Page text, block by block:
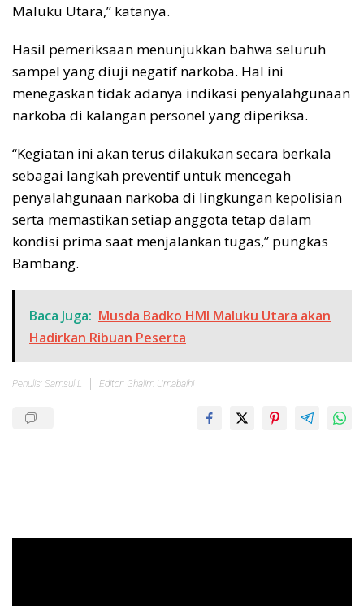
Maluku Utara,” katanya.
Hasil pemeriksaan menunjukkan bahwa seluruh
sampel yang diuji negatif narkoba. Hal ini
menegaskan tidak adanya indikasi penyalahgunaan
narkoba di kalangan personel yang diperiksa.
“Kegiatan ini akan terus dilakukan secara berkala
sebagai langkah preventif untuk mencegah
penyalahgunaan narkoba di lingkungan kepolisian
serta memastikan setiap anggota tetap dalam
kondisi prima saat menjalankan tugas,” pungkas
Bambang.
Baca Juga: Musda Badko HMI Maluku Utara akan
Hadirkan Ribuan Peserta
Penulis: Samsul L Editor: Ghalim Umabaihi